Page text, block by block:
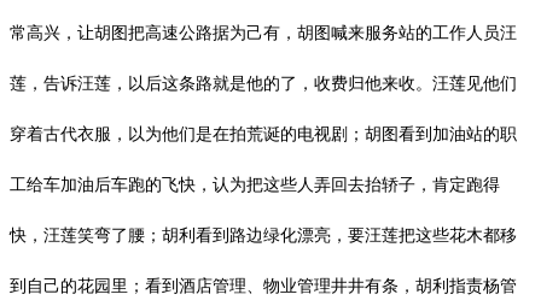
常高兴，让胡图把高速公路据为己有，胡图喊来服务站的工作人员汪
莲，告诉汪莲，以后这条路就是他的了，收费归他来收。汪莲见他们
穿着古代衣服，以为他们是在拍荒诞的电视剧；胡图看到加油站的职
工给车加油后车跑的飞快，认为把这些人弄回去抬轿子，肯定跑得
快，汪莲笑弯了腰；胡利看到路边绿化漂亮，要汪莲把这些花木都移
到自己的花园里；看到酒店管理、物业管理井井有条，胡利指责杨管